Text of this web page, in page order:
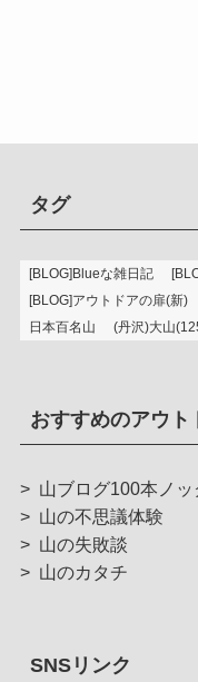
タグ
[BLOG]Blueな雑日記
[BLOG]アウトドアの扉(新)
日本百名山
(丹沢)大山
おすすめのアウト
> 山ブログ100本ノッ
> 山の不思議体験
> 山の失敗談
> 山のカタチ
SNSリンク